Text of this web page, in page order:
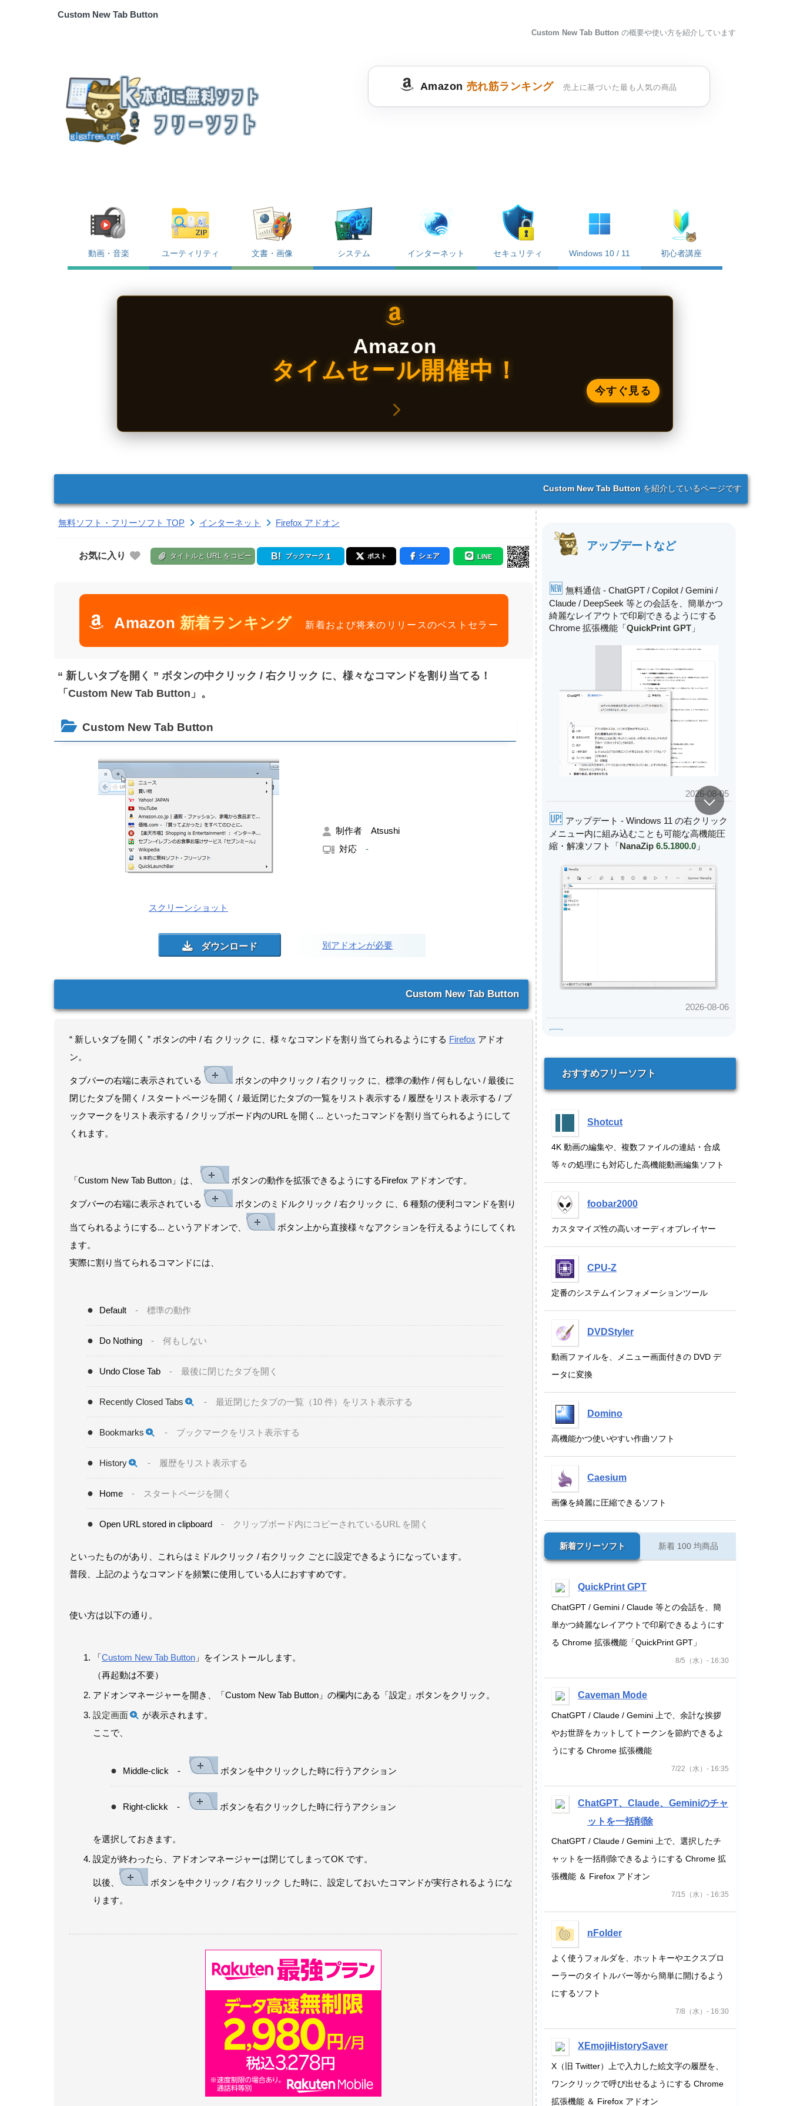
Custom New Tab Button
Custom New Tab Button の概要や使い方を紹介しています
Amazon 売れ筋ランキング 売上に基づいた最も人気の商品
動画・音楽 ユーティリティ 文書・画像 システム インターネット セキュリティ Windows 10 / 11 初心者講座
Amazon
タイムセール開催中！
今すぐ見る
Custom New Tab Buttonを紹介しているページです
無料ソフト・フリーソフト TOP インターネット Firefox アドオン
お気に入り タイトルと URL をコピー ブックマーク 1 ポスト シェア LINE
Amazon 新着ランキング 新着および将来のリリースのベストセラー
“ 新しいタブを開く ” ボタンの中クリック / 右クリック に、様々なコマンドを割り当てる！
「Custom New Tab Button」。
Custom New Tab Button
スクリーンショット
制作者 Atsushi
対応 -
別アドオンが必要
Custom New Tab Button
“ 新しいタブを開く ” ボタンの中 / 右 クリック に、様々なコマンドを割り当てられるようにする Firefox アドオ
ン。
タブバーの右端に表示されている
ボタンの中クリック / 右クリック に、標準の動作 / 何もしない / 最後に
閉じたタブを開く / スタートページを開く / 最近閉じたタブの一覧をリスト表示する / 履歴をリスト表示する / ブ
ックマークをリスト表示する / クリップボード内のURL を開く... といったコマンドを割り当てられるようにして
くれます。
「Custom New Tab Button」は、 ボタンの動作を拡張できるようにするFirefox アドオンです。
タブバーの右端に表示されている ボタンのミドルクリック / 右クリック に、6 種類の便利コマンドを割り
当てられるようにする... というアドオンで、
ボタン上から直接様々なアクションを行えるようにしてくれ
ます。
実際に割り当てられるコマンドには、
Default - 標準の動作
Do Nothing - 何もしない
Undo Close Tab - 最後に閉じたタブを開く
Recently Closed Tabs - 最近閉じたタブの一覧（10 件）をリスト表示する
Bookmarks - ブックマークをリスト表示する
History - 履歴をリスト表示する
Home - スタートページを開く
Open URL stored in clipboard - クリップボード内にコピーされているURL を開く
といったものがあり、これらはミドルクリック / 右クリック ごとに設定できるようになっています。
普段、上記のようなコマンドを頻繁に使用している人におすすめです。
使い方は以下の通り。
「Custom New Tab Button 」をインストールします。
（再起動は不要）
アドオンマネージャーを開き、「Custom New Tab Button」の欄内にある「設定」ボタンをクリック。
設定画面
が表示されます。
ここで、
Middle-click - ボタンを中クリックした時に行うアクション
Right-clickk - ボタンを右クリックした時に行うアクション
を選択しておきます。
設定が終わったら、アドオンマネージャーは閉じてしまってOK です。
以後、
ボタンを中クリック / 右クリック した時に、設定しておいたコマンドが実行されるようにな
ります。
アップデートなど
おすすめフリーソフト
Shotcut
4K 動画の編集や、複数ファイルの連結・合成
等々の処理にも対応した高機能動画編集ソフト
foobar2000
カスタマイズ性の高いオーディオプレイヤー
CPU-Z
定番のシステムインフォメーションツール
DVDStyler
動画ファイルを、メニュー画面付きの DVD デ
ータに変換
Domino
高機能かつ使いやすい作曲ソフト
Caesium
画像を綺麗に圧縮できるソフト
新着フリーソフト 新着 100 均商品
QuickPrint GPT
ChatGPT / Gemini / Claude 等との会話を、簡
単かつ綺麗なレイアウトで印刷できるようにす
る Chrome 拡張機能「QuickPrint GPT」
8/5（水）- 16:30
Caveman Mode
ChatGPT / Claude / Gemini 上で、余計な挨拶
やお世辞をカットしてトークンを節約できるよ
うにする Chrome 拡張機能
7/22（水）- 16:35
ChatGPT、Claude、Geminiのチャ
ットを一括削除
ChatGPT / Claude / Gemini 上で、選択したチ
ャットを一括削除できるようにする Chrome 拡
張機能 ＆ Firefox アドオン
7/15（水）- 16:35
nFolder
よく使うフォルダを、ホットキーやエクスプロ
ーラーのタイトルバー等から簡単に開けるよう
にするソフト
7/8（水）- 16:30
XEmojiHistorySaver
X（旧 Twitter）上で入力した絵文字の履歴を、
ワンクリックで呼び出せるようにする Chrome
拡張機能 ＆ Firefox アドオン